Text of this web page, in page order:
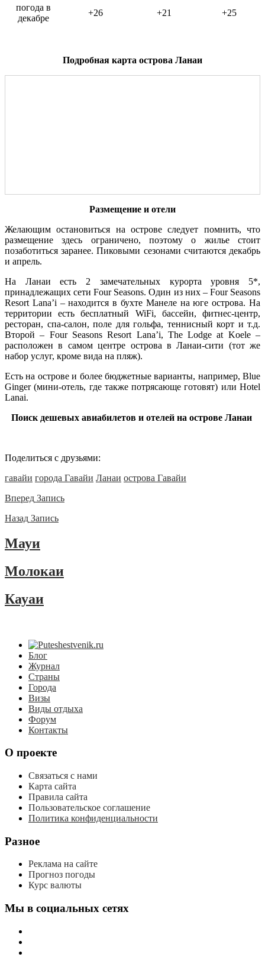
погода в
декабре
+26 +21 +25
Подробная карта острова Ланаи
Размещение и отели
Желающим остановиться на острове следует помнить, что
размещение здесь ограничено, поэтому о жилье стоит
позаботиться заранее. Пиковыми сезонами считаются декабрь
и апрель.
На Ланаи есть 2 замечательных курорта уровня 5*,
принадлежащих сети Four Seasons. Один из них – Four Seasons
Resort Lana’i – находится в бухте Манеле на юге острова. На
территории есть бесплатный WiFi, бассейн, фитнес-центр,
ресторан, спа-салон, поле для гольфа, теннисный корт и т.д.
Второй – Four Seasons Resort Lana’i, The Lodge at Koele –
расположен в самом центре острова в Ланаи-сити (тот же
набор услуг, кроме вида на пляж).
Есть на острове и более бюджетные варианты, например, Blue
Ginger (мини-отель, где также потрясающе готовят) или Hotel
Lanai.
Поиск дешевых авиабилетов и отелей на острове Ланаи
Поделиться с друзьями:
гавайи города Гавайи Ланаи острова Гавайи
Вперед Запись
Назад Запись
Мауи
Молокаи
Кауаи
Блог
Журнал
Страны
Города
Визы
Виды отдыха
Форум
Контакты
О проекте
Связаться с нами
Карта сайта
Правила сайта
Пользовательское соглашение
Политика конфиденциальности
Разное
Реклама на сайте
Прогноз погоды
Курс валюты
Мы в социальных сетях